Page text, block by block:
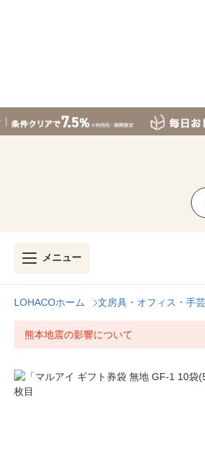
メニュー
LOHACOホーム 文房具・オフィス・手芸
熊本地震の影響について